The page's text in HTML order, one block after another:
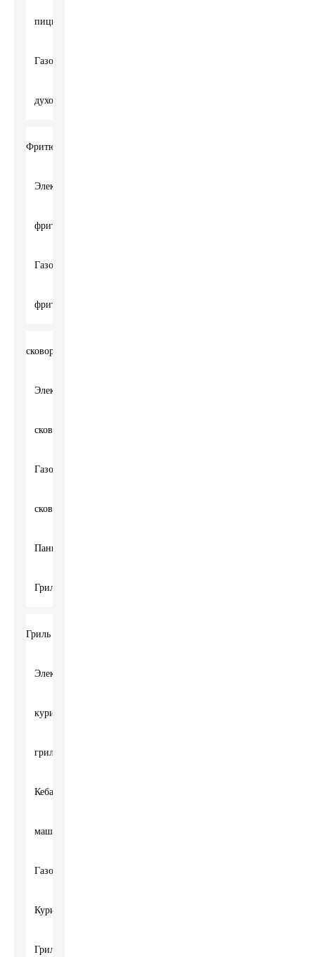
пиццы
Газовая
духовка
Фритюрница
Электрическая
фритюрница
Газовая
фритюрница
сковородка
Электрическая
сковородка
Газовая
сковородка
Панини
Гриль
Гриль
Электрический
куриный
гриль
Кебаб
машина
Газовый
Куриный
Гриль